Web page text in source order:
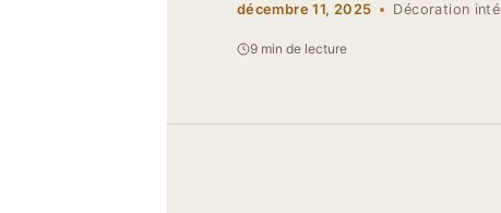
décembre 11, 2025 Décoration
9 min de lecture